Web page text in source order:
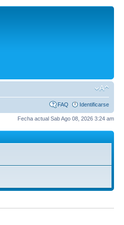
FAQ Identificarse
Fecha actual Sab Ago 08, 2026 3:24 am